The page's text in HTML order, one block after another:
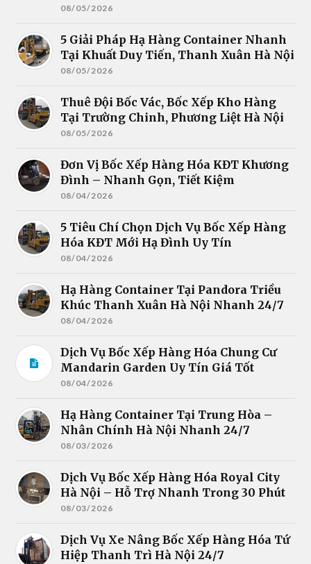
08/05/2026
5 Giải Pháp Hạ Hàng Container Nhanh
Tại Khuất Duy Tiến, Thanh Xuân Hà Nội
08/05/2026
Thuê Đội Bốc Vác, Bốc Xếp Kho Hàng
Tại Trường Chinh, Phương Liệt Hà Nội
08/05/2026
Đơn Vị Bốc Xếp Hàng Hóa KĐT Khương
Đình – Nhanh Gọn, Tiết Kiệm
08/04/2026
5 Tiêu Chí Chọn Dịch Vụ Bốc Xếp Hàng
Hóa KĐT Mới Hạ Đình Uy Tín
08/04/2026
Hạ Hàng Container Tại Pandora Triều
Khúc Thanh Xuân Hà Nội Nhanh 24/7
08/04/2026
Dịch Vụ Bốc Xếp Hàng Hóa Chung Cư
Mandarin Garden Uy Tín Giá Tốt
08/04/2026
Hạ Hàng Container Tại Trung Hòa –
Nhân Chính Hà Nội Nhanh 24/7
08/03/2026
Dịch Vụ Bốc Xếp Hàng Hóa Royal City
Hà Nội – Hỗ Trợ Nhanh Trong 30 Phút
08/03/2026
Dịch Vụ Xe Nâng Bốc Xếp Hàng Hóa Tứ
Hiệp Thanh Trì Hà Nội 24/7